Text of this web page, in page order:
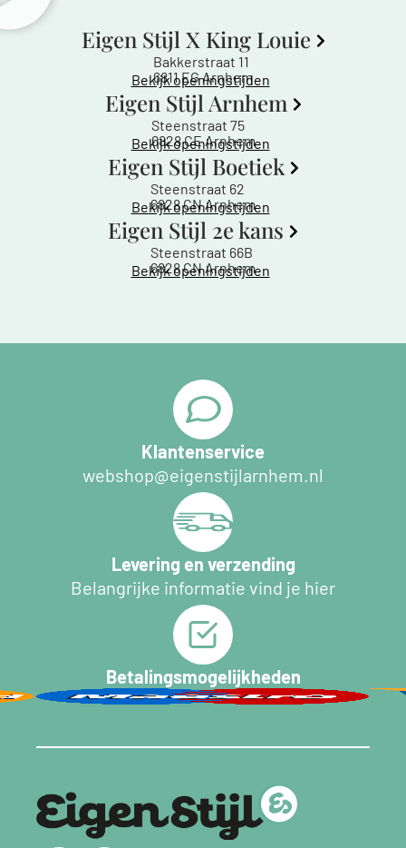
Eigen Stijl X King Louie
Bakkerstraat 11
6811 EG Arnhem
Bekijk openingstijden
Eigen Stijl Arnhem
Steenstraat 75
6828 CE Arnhem
Bekijk openingstijden
Eigen Stijl Boetiek
Steenstraat 62
6828 CN Arnhem
Bekijk openingstijden
Eigen Stijl 2e kans
Steenstraat 66B
6828 CN Arnhem
Bekijk openingstijden
Klantenservice
webshop@eigenstijlarnhem.nl
Levering en verzending
Belangrijke informatie vind je hier
Betalingsmogelijkheden